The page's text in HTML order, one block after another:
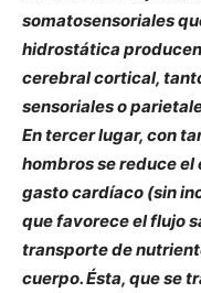
somatosensoriales
hidrostática
cerebral cortical,
sensoriales o
En tercer lugar, con
hombros se reduce el
gasto cardíaco (sin
que favorece el flujo
transporte de
cuerpo. Ésta, que se